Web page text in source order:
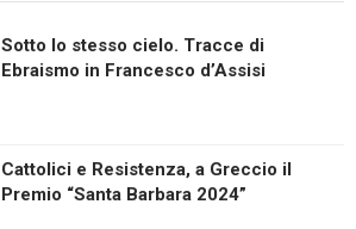
Sotto lo stesso cielo. Tracce di
Ebraismo in Francesco d’Assisi
Cattolici e Resistenza, a Greccio il
Premio “Santa Barbara 2024”